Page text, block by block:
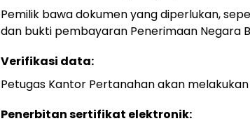
Pemilik bawa dokumen yang diperlukan,
dan bukti pembayaran Penerimaan Negara
Verifikasi data:
Petugas Kantor Pertanahan akan
Penerbitan sertifikat elektronik: